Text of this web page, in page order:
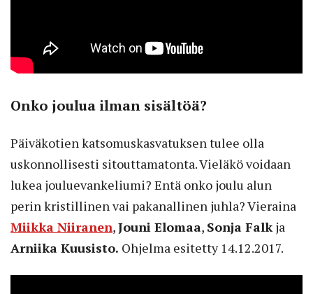
Onko joulua ilman sisältöä?
Päiväkotien katsomuskasvatuksen tulee olla
uskonnollisesti sitouttamatonta. Vieläkö voidaan
lukea jouluevankeliumi? Entä onko joulu alun
perin kristillinen vai pakanallinen juhla? Vieraina
Miikka Niiranen,Jouni Elomaa, Sonja Falkja
Arniika Kuusisto. Ohjelma esitetty 14.12.2017.